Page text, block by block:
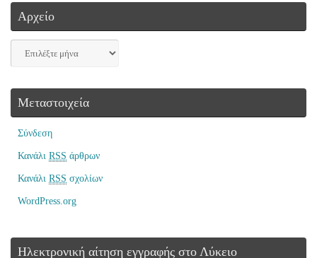
Αρχείο
Μεταστοιχεία
Σύνδεση
Κανάλι RSS άρθρων
Κανάλι RSS σχολίων
WordPress.org
Ηλεκτρονική αίτηση εγγραφής στο Λύκειο